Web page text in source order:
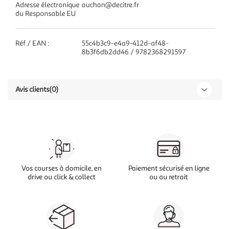
Adresse électronique
du Responsable EU
auchan@decitre.fr
Réf / EAN :
55c4b3c9-e4a9-412d-af48-
8b3f6db2dd46 / 9782368291597
Avis clients(0)
Vos courses à domicile, en
drive ou click & collect
Paiement sécurisé en ligne
ou au retrait